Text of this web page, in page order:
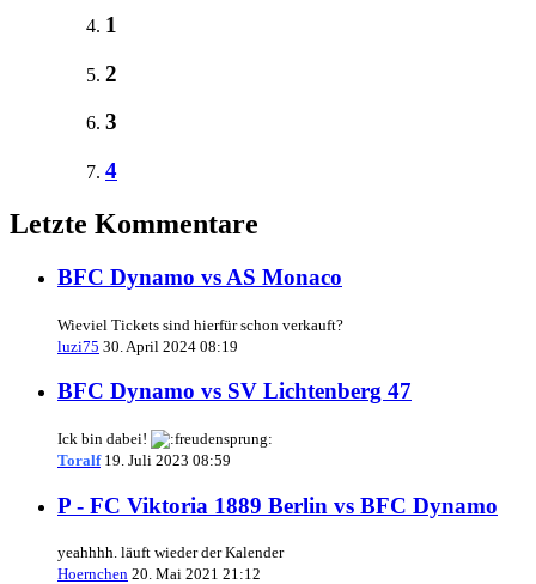
1
2
3
4
Letzte Kommentare
BFC Dynamo vs AS Monaco
Wieviel Tickets sind hierfür schon verkauft?
luzi75 30. April 2024 08:19
BFC Dynamo vs SV Lichtenberg 47
Ick bin dabei!
Toralf 19. Juli 2023 08:59
P - FC Viktoria 1889 Berlin vs BFC Dynamo
yeahhhh. läuft wieder der Kalender
Hoernchen 20. Mai 2021 21:12